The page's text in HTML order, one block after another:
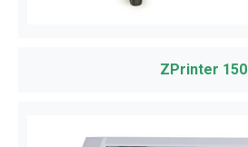
ZPrinter 150